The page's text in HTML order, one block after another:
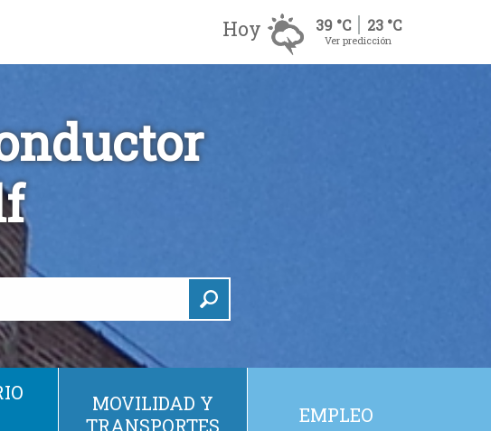
Hoy 39 °C 23 °C
Ver predicción
MOVILIDAD Y
TRANSPORTES
EMPLEO